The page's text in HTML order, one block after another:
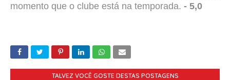
momento que o clube está na temporada. - 5,0
TALVEZ VOCÊ GOSTE DESTAS POSTAGENS